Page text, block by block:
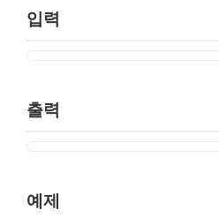
입력
출력
예제